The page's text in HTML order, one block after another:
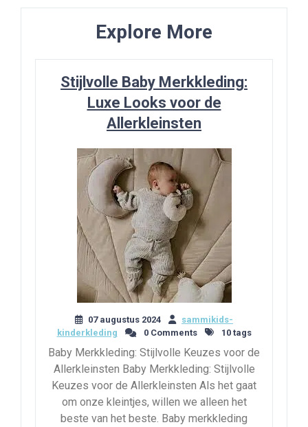
Explore More
Stijlvolle Baby Merkkleding:
Luxe Looks voor de
Allerkleinsten
07 augustus 2024
sammikids-
kinderkleding
0 Comments 10 tags
Baby Merkkleding: Stijlvolle Keuzes voor de
Allerkleinsten Baby Merkkleding: Stijlvolle
Keuzes voor de Allerkleinsten Als het gaat
om onze kleintjes, willen we alleen het
beste van het beste. Baby merkkleding